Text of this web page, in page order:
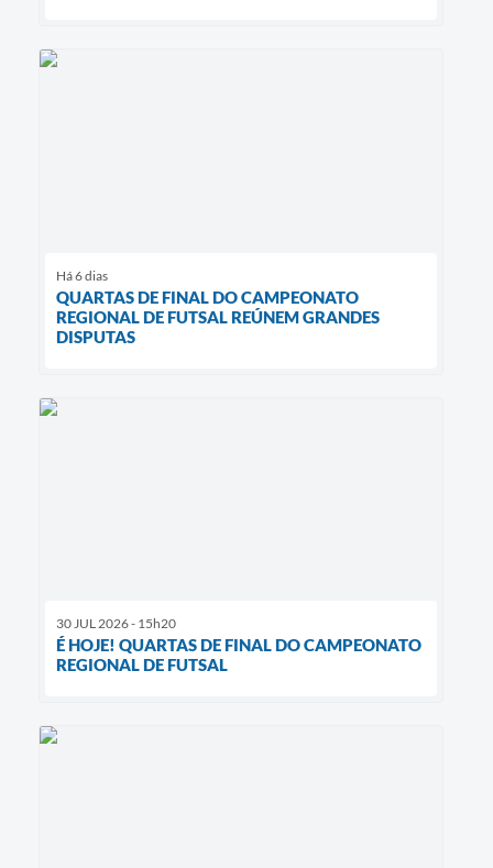
Há 6 dias
QUARTAS DE FINAL DO CAMPEONATO
REGIONAL DE FUTSAL REÚNEM GRANDES
DISPUTAS
30 JUL 2026 - 15h20
É HOJE! QUARTAS DE FINAL DO CAMPEONATO
REGIONAL DE FUTSAL